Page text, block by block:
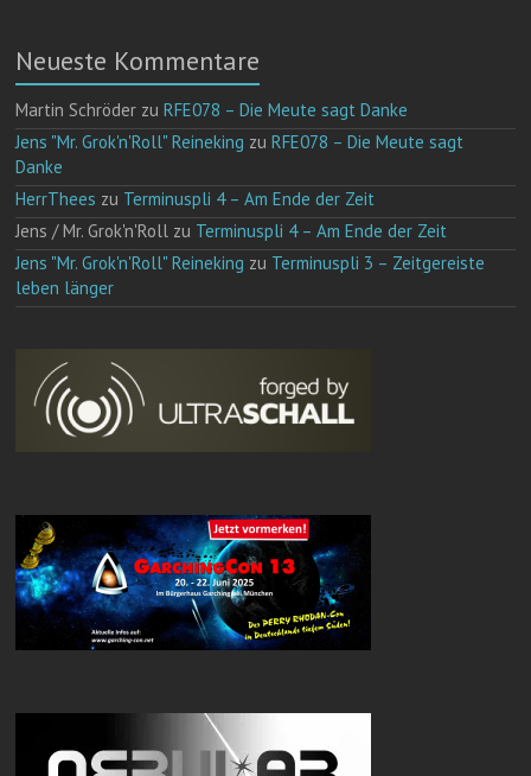
Neueste Kommentare
Martin Schröder zuRFE078 – Die Meute sagt Danke
Jens "Mr. Grok'n'Roll" Reineking zuRFE078 – Die Meute sagt
Danke
HerrThees zu Terminuspli 4 – Am Ende der Zeit
Jens / Mr. Grok'n'Roll zu Terminuspli 4 – Am Ende der Zeit
Jens "Mr. Grok'n'Roll" Reineking zu Terminuspli 3 – Zeitgereiste
leben länger